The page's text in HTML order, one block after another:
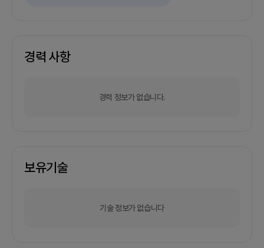
경력 사항
경력 정보가 없습니다.
보유기술
기술 정보가 없습니다